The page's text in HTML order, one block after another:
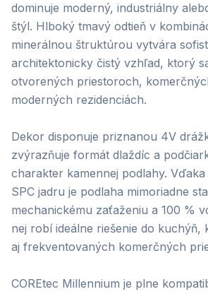
dominuje moderný, industriálny
štýl. Hlboký tmavý odtieň v
minerálnou štruktúrou vytvára
architektonicky čistý vzhľad, ktorý
otvorených priestoroch,
moderných rezidenciách.
Dekor disponuje priznanou 4V
zvýrazňuje formát dlaždíc a
charakter kamennej podlahy.
SPC jadru je podlaha mimoriadne
mechanickému zaťaženiu a 100 %
nej robí ideálne riešenie do kuchýň,
aj frekventovaných komerčných
COREtec Millennium je plne